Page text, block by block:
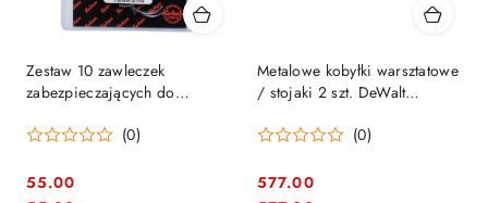
Zestaw 10 zawleczek
zabezpieczających do
Koken [PKC42](0)
55.00
Metalowe kobyłki warsztatowe
/ stojaki 2 szt. DeWalt
(0)
577.00